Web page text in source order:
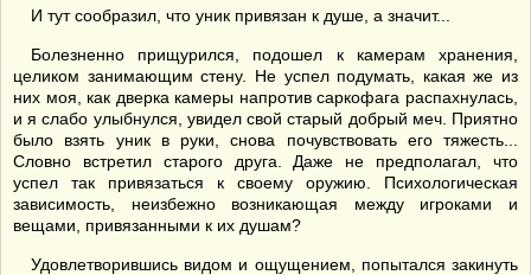
И тут сообразил, что уник привязан к душе, а значит...
Болезненно прищурился, подошел к камерам хранения,
целиком занимающим стену. Не успел подумать, какая же из
них моя, как дверка камеры напротив саркофага распахнулась,
и я слабо улыбнулся, увидел свой старый добрый меч. Приятно
было взять уник в руки, снова почувствовать его тяжесть...
Словно встретил старого друга. Даже не предполагал, что
успел так привязаться к своему оружию. Психологическая
зависимость, неизбежно возникающая между игроками и
вещами, привязанными к их душам?
Удовлетворившись видом и ощущением, попытался закинуть